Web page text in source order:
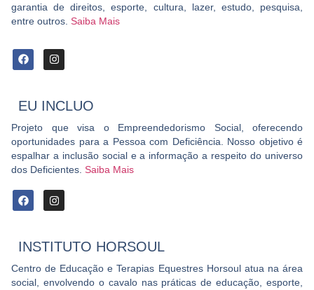
garantia de direitos, esporte, cultura, lazer, estudo, pesquisa,
entre outros. Saiba Mais
EU INCLUO
Projeto que visa o Empreendedorismo Social, oferecendo
oportunidades para a Pessoa com Deficiência. Nosso objetivo é
espalhar a inclusão social e a informação a respeito do universo
dos Deficientes. Saiba Mais
INSTITUTO HORSOUL
Centro de Educação e Terapias Equestres Horsoul atua na área
social, envolvendo o cavalo nas práticas de educação, esporte,